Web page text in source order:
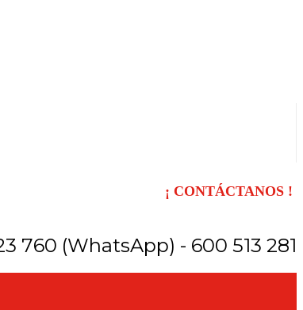
¡ CONTÁCTANOS !
760 (WhatsApp) - 600 513 281